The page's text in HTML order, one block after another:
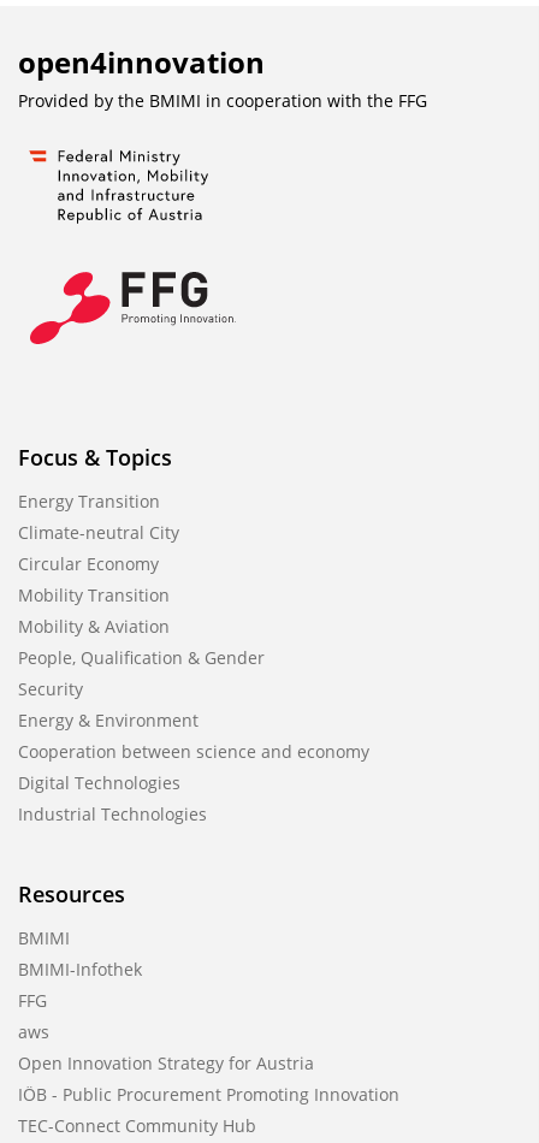
open4innovation
Provided by the BMIMI in cooperation with the FFG
Focus & Topics
Energy Transition
Climate-neutral City
Circular Economy
Mobility Transition
Mobility & Aviation
People, Qualification & Gender
Security
Energy & Environment
Cooperation between science and economy
Digital Technologies
Industrial Technologies
Resources
BMIMI
BMIMI-Infothek
FFG
aws
Open Innovation Strategy for Austria
IÖB - Public Procurement Promoting Innovation
TEC-Connect Community Hub